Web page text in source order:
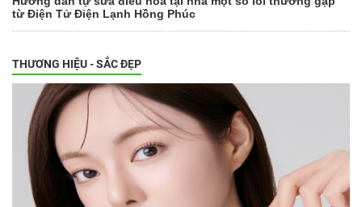
từ Điện Tử Điện Lạnh Hồng Phúc
THƯƠNG HIỆU - SẮC ĐẸP